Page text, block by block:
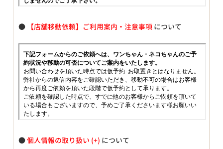
● 【店舗移動依頼】ご利用案内・注意事項 について
●個人情報の取り扱い について